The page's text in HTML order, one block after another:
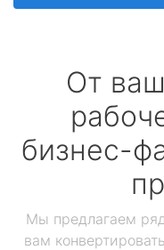
От
бизнес-
Мы предлагаем
вам